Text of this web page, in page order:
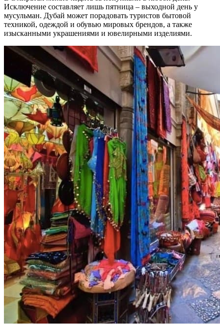
Исключение составляет лишь пятница – выходной день у
мусульман. Дубай может порадовать туристов бытовой
техникой, одеждой и обувью мировых брендов, а также
изысканными украшениями и ювелирными изделиями.